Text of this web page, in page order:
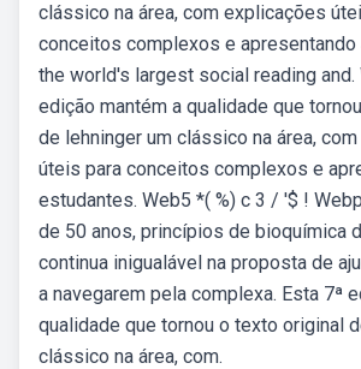
clássico na área, com explicações
conceitos complexos e apresentando
the world's largest social reading and.
edição mantém a qualidade que
de lehninger um clássico na área,
úteis para conceitos complexos e
estudantes. Web5 *( %) c 3 / '$ !
de 50 anos, princípios de bioquímica
continua inigualável na proposta de
a navegarem pela complexa. Esta 7ª
qualidade que tornou o texto original
clássico na área, com.